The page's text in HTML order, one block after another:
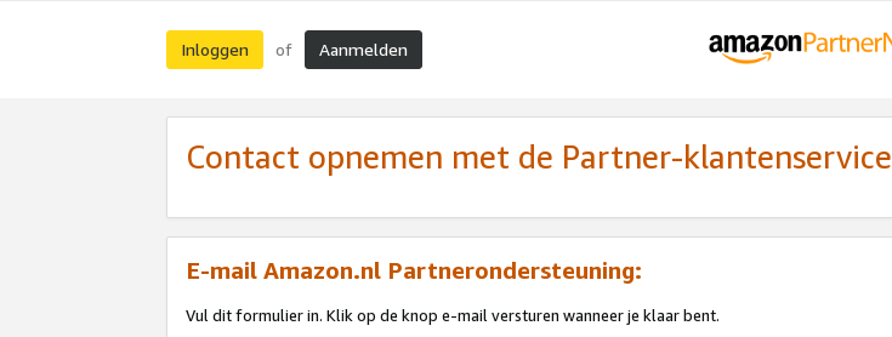
Inloggen of Aanmelden
Contact opnemen met de Partner-klantenservice
E-mail Amazon.nl Partnerondersteuning:
Vul dit formulier in. Klik op de knop e-mail versturen wanneer je klaar bent.